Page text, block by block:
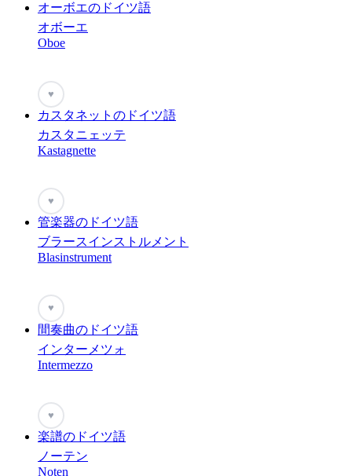
オーボエのドイツ語
オボーエ
Oboe
♥
カスタネットのドイツ語
カスタニェッテ
Kastagnette
♥
管楽器のドイツ語
ブラースインストルメント
Blasinstrument
♥
間奏曲のドイツ語
インターメツォ
Intermezzo
♥
楽譜のドイツ語
ノーテン
Noten